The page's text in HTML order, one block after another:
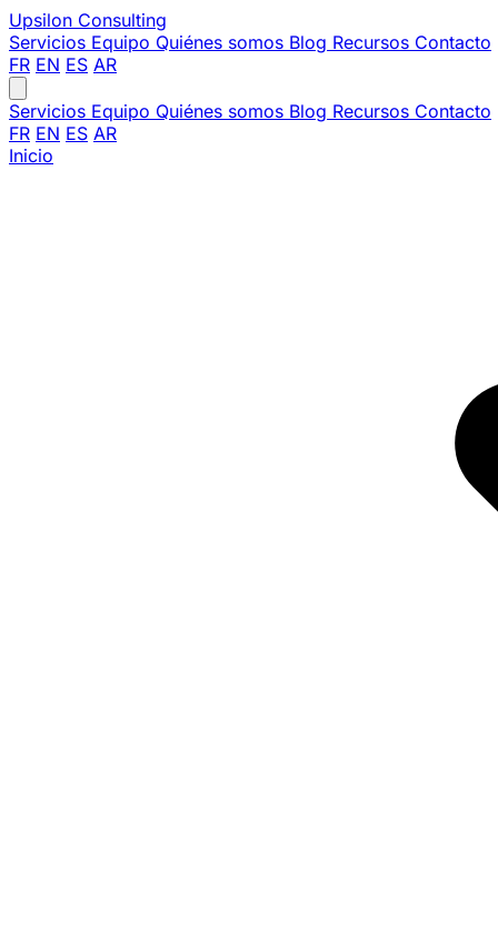
Upsilon Consulting
Servicios Equipo Quiénes somos Blog Recursos Contacto
FR EN ES AR
Servicios Equipo Quiénes somos Blog Recursos Contacto
FR EN ES AR
Inicio